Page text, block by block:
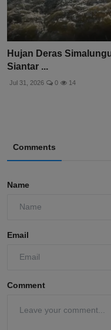
Hujan Deras
Siantar ...
Jul 31, 2026 0 14
Comments
Name
Email
Comment